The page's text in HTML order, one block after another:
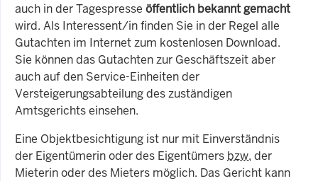
auch in der Tagespresse öffentlich bekannt gemacht
wird. Als Interessent/in finden Sie in der Regel alle
Gutachten im Internet zum kostenlosen Download.
Sie können das Gutachten zur Geschäftszeit aber
auch auf den Service-Einheiten der
Versteigerungsabteilung des zuständigen
Amtsgerichts einsehen.
Eine Objektbesichtigung ist nur mit Einverständnis
der Eigentümerin oder des Eigentümers bzw. der
Mieterin oder des Mieters möglich. Das Gericht kann